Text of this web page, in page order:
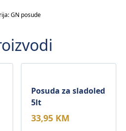
GN posude
Posuda za sladoled
5lt
33,95 KM